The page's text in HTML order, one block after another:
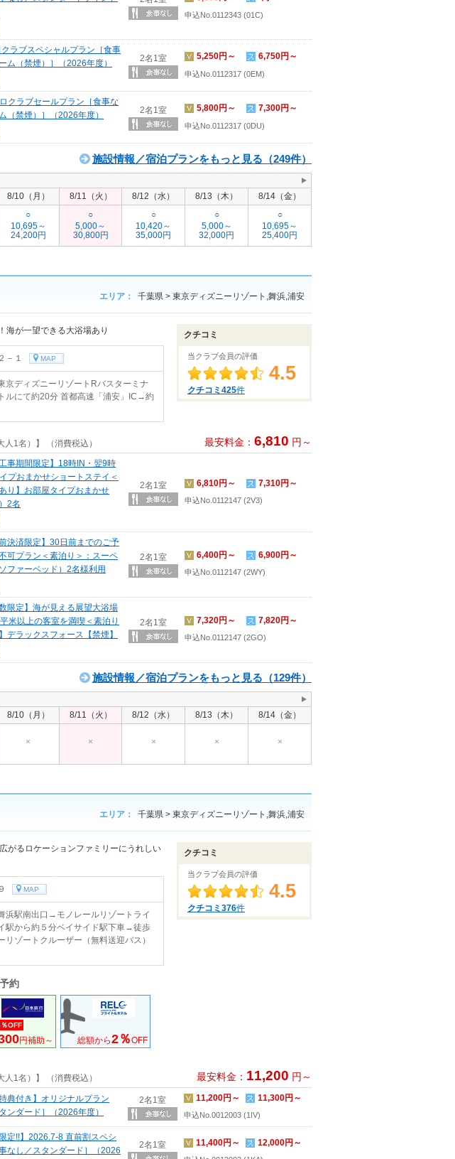
申込No.0112343 (01C)
ラブスペシャルプラン［食事
ム（禁煙）］（2026年度）
2名1室 5,250円～ 6,750円～
申込No.0112317 (0EM)
ラブセールプラン［食事な
（禁煙）］（2026年度）
2名1室 5,800円～ 7,300円～
申込No.0112317 (0DU)
施設情報／宿泊プランをもっと見る（249件）
8/10（月） 8/11（火） 8/12（水） 8/13（木）
8/14（金）
○
10,695～
24,200円
○
5,000～
30,800円
○
10,420～
35,000円
○
5,000～
32,000円
○
10,695～
25,400円
エリア： 千葉県 > 東京ディズニーリゾート,舞浜,浦安
海が一望できる大浴場あり
－１ MAP
京ディズニーリゾートRバスターミナ
ルにて約20分 首都高速「浦安」IC→約
クチコミ
当クラブ会員の評価
4.5
クチコミ425件
人1名）】 （消費税込） 最安料金：6,810 円～
事期間限定】18時IN・翌9時
プおまかせショートステイ＜
り】お部屋タイプおまかせ
2名
2名1室 6,810円～ 7,310円～
申込No.0112147 (2V3)
決済限定】30日前までのご予
可プラン＜素泊り＞：スーペ
ファーベッド）2名様利用
2名1室 6,400円～ 6,900円～
申込No.0112147 (2WY)
限定】海が見える展望大浴場
米以上の客室を満喫＜素泊り
デラックスフォース【禁煙】
2名1室 7,320円～ 7,820円～
申込No.0112147 (2GO)
施設情報／宿泊プランをもっと見る（129件）
8/10（月） 8/11（火） 8/12（水） 8/13（木） 8/14（金）
× × × × ×
エリア： 千葉県 > 東京ディズニーリゾート,舞浜,浦安
がるロケーションファミリーにうれしい
MAP
浜駅南出口→モノレールリゾートライ
駅から約５分ベイサイド駅下車→徒歩
リゾートクルーザー（無料送迎バス）
約
OFF
円補助～ 総額から2％OFF
クチコミ
当クラブ会員の評価
4.5
クチコミ376件
人1名）】 （消費税込） 最安料金： 11,200 円～
典付き】オリジナルプラン
ンダード］（2026年度）
2名1室 11,200円～ 11,300円～
申込No.0012003 (1IV)
定!!】2026.7-8 直前割スペシ
なし／スタンダード］（2026
2名1室 11,400円～ 12,000円～